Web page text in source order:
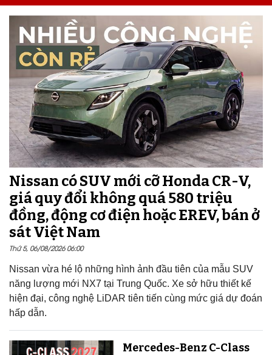
Nissan có SUV mới cỡ Honda CR-V,
giá quy đổi không quá 580 triệu
đồng, động cơ điện hoặc EREV, bán ở
sát Việt Nam
Thứ 5, 06/08/2026 06:00
Nissan vừa hé lộ những hình ảnh đầu tiên của mẫu SUV
năng lượng mới NX7 tại Trung Quốc. Xe sở hữu thiết kế
hiện đại, công nghệ LiDAR tiên tiến cùng mức giá dự đoán
hấp dẫn.
Mercedes-Benz C-Class